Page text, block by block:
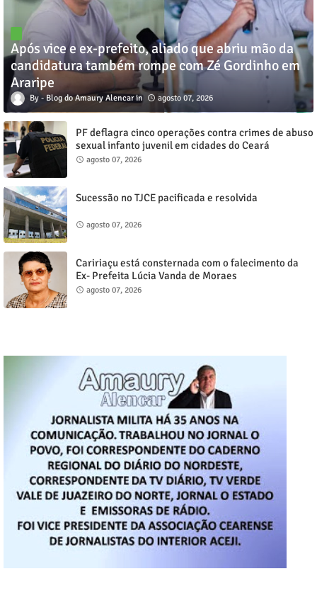
Após vice e ex-prefeito, aliado que abriu mão da
candidatura também rompe com Zé Gordinho em
Araripe
Blog do Amaury Alencar agosto 07, 2026
PF deflagra cinco operações contra crimes de abuso
sexual infanto juvenil em cidades do Ceará
agosto 07, 2026
Sucessão no TJCE pacificada e resolvida
agosto 07, 2026
Caririaçu está consternada com o falecimento da
Ex- Prefeita Lúcia Vanda de Moraes
agosto 07, 2026